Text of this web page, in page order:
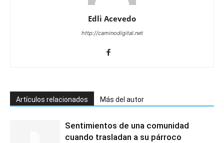
Edli Acevedo
http://caminodigital.net
Artículos relacionados Más del autor
Sentimientos de una comunidad
cuando trasladan a su párroco